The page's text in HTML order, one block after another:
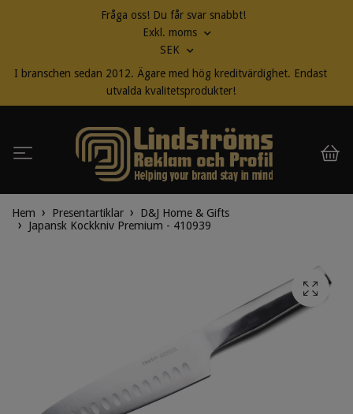
Fråga oss! Du får svar snabbt!
Exkl. moms
SEK
I branschen sedan 2012. Ägare med hög kreditvärdighet. Endast
utvalda kvalitetsprodukter!
Hem Presentartiklar
D&J Home & Gifts
Japansk Kockkniv Premium - 410939